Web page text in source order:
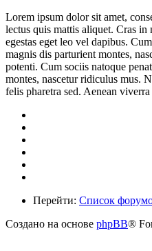
Lorem ipsum dolor sit amet,
lectus quis mattis aliquet. Cras
egestas eget leo vel dapibus.
magnis dis parturient montes,
potenti. Cum sociis natoque
montes, nascetur ridiculus mus.
felis pharetra sed. Aenean
Перейти: Список
Создано на основе phpBB®